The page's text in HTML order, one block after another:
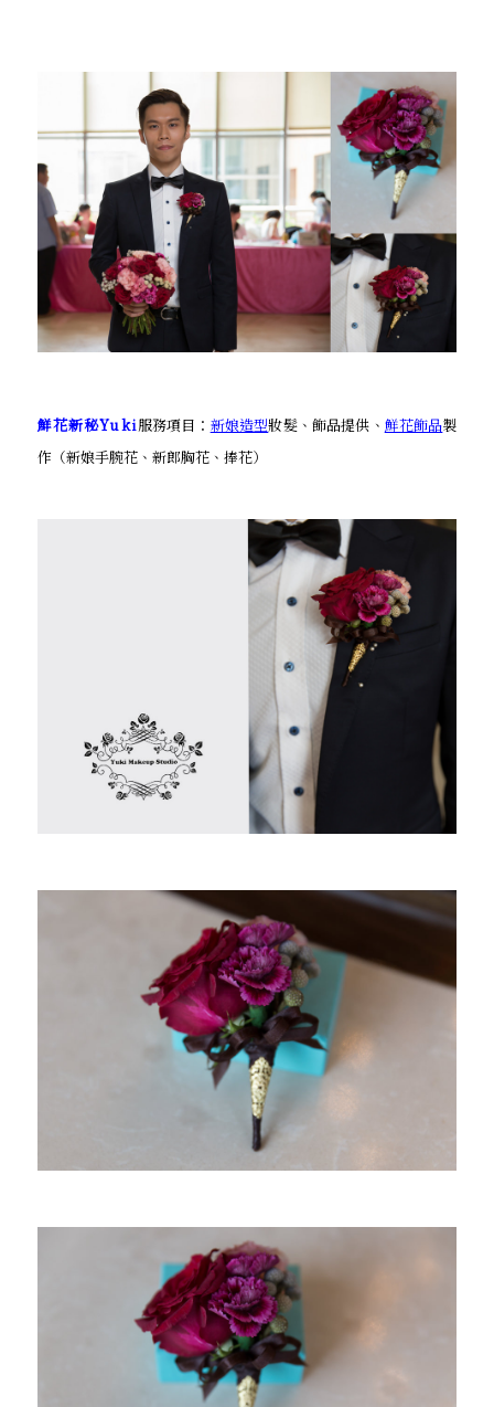
鮮花新秘Yuki服務項目： 新娘造型妝髮、飾品提供、 鮮花飾品製
作（新娘手腕花、新郎胸花、捧花）